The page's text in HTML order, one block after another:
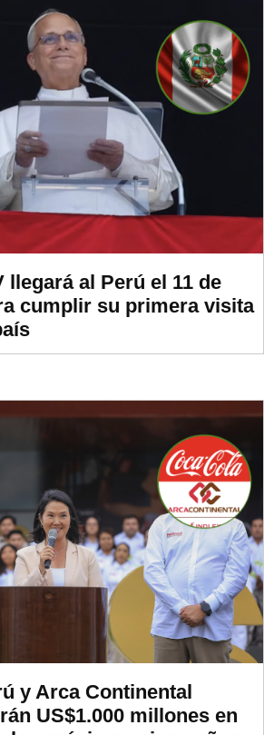
llegará al Perú el 11 de
cumplir su primera visita
y Arca Continental
US$1.000 millones en